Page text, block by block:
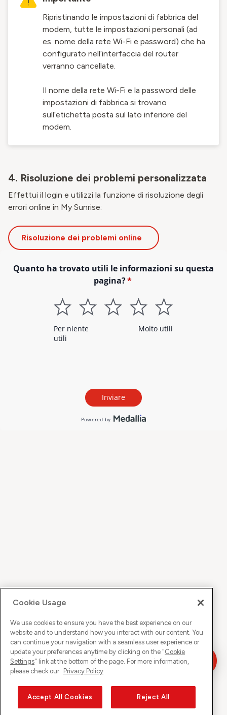
Ripristinando le impostazioni di fabbrica del
modem, tutte le impostazioni personali (ad
es. nome della rete Wi-Fi e password) che ha
configurato nell’interfaccia del router
verranno cancellate.
Il nome della rete Wi-Fi e la password delle
impostazioni di fabbrica si trovano
sull’etichetta posta sul lato inferiore del
modem.
4. Risoluzione dei problemi personalizzata
Effettui il login e utilizzi la funzione di risoluzione degli
errori online in My Sunrise:
Risoluzione dei problemi online
Cookie Usage
We use cookies to ensure you have the best experience on our
website and to understand how you interact with our content. You
can continue your navigation with a seamless user experience or
update your preferences anytime by clicking on the "Cookie
Settings" link at the bottom of the page. For more information,
please check our Privacy Policy
Accept All Cookies Reject All